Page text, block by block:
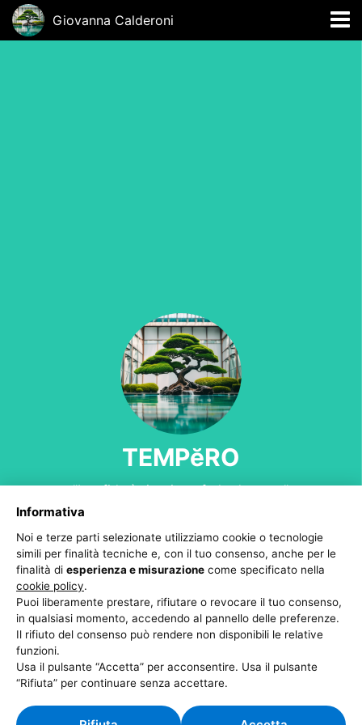
Giovanna Calderoni
TEMPĕRO
"La sfida è riuscire a farlo davvero"
Informativa
Noi e terze parti selezionate utilizziamo cookie o tecnologie
simili per finalità tecniche e, con il tuo consenso, anche per le
finalità di esperienza e misurazione come specificato nella
cookie policy.
Puoi liberamente prestare, rifiutare o revocare il tuo consenso,
in qualsiasi momento, accedendo al pannello delle preferenze.
Il rifiuto del consenso può rendere non disponibili le relative
funzioni.
Usa il pulsante “Accetta” per acconsentire. Usa il pulsante
“Rifiuta” per continuare senza accettare.